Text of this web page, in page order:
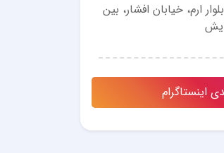
ارم، خیابان افشار، بین
اینستاگرام